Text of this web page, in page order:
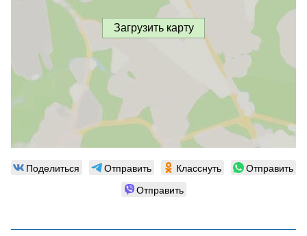
Загрузить карту
Поделиться Отправить Класснуть
Отправить
Отправить